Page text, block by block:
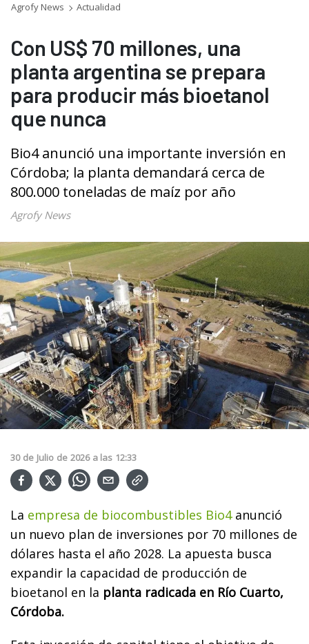
Agrofy News Actualidad
Con US$ 70 millones, una
planta argentina se prepara
para producir más bioetanol
que nunca
Bio4 anunció una importante inversión en
Córdoba; la planta demandará cerca de
800.000 toneladas de maíz por año
Agrofy News
30 de Julio de 2026 a las 12:33
La empresa de biocombustibles Bio4anunció
un nuevo plan de inversiones por 70 millones de
dólares hasta el año 2028. La apuesta busca
expandir la capacidad de producción de
bioetanol en la planta radicada en Río Cuarto,
Córdoba.